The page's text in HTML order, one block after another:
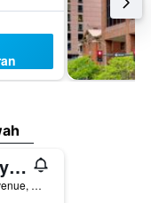
Days Inn by Wyndham Denver Downtown
930 East Colfax Avenue, Denver, CO, Amerika Syarikat